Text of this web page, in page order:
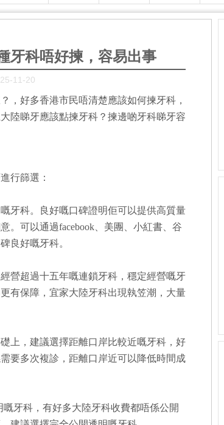
牙科唔好揀，容易出事
11-20
，好多香港市民唔清楚應該如何揀牙科，
陸睇牙應該點揀牙科？揀邊啲牙科睇牙容
行篩選：
牙科。良好嘅口碑證明佢可以提供高質量
。可以通過facebook、美團、小紅書、谷
良好嘅牙科。
營超過十五年嘅連鎖牙科，穩定經營嘅牙
有保障，宜家大陸牙科出現執笠潮，大量
上，建議選擇距離口岸比較近嘅牙科，好
要多次複診，距離口岸近可以降低時間成
牙科，有好多大陸牙科收費都唔係公開